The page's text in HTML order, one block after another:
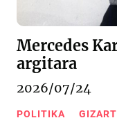
Mercedes
argitara
2026/07/24
POLITIKA